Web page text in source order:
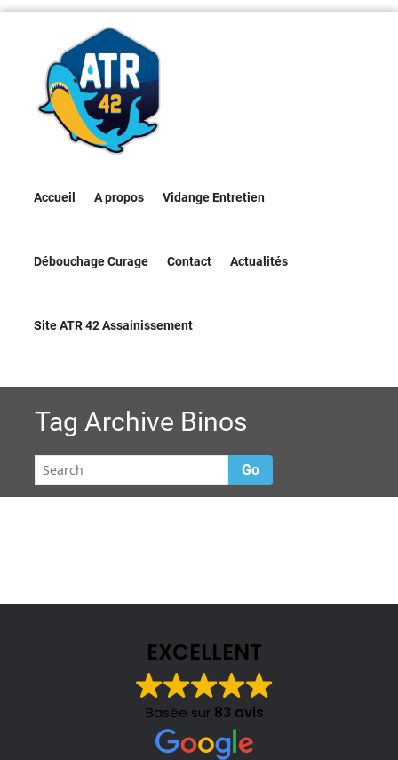
Accueil A propos Vidange Entretien
Débouchage Curage Contact Actualités
Site ATR 42 Assainissement
Tag Archive Binos
Go
EXCELLENT
Basée sur 83 avis